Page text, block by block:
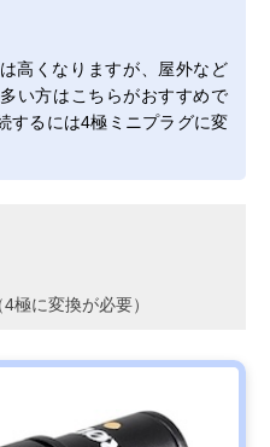
高くなりますが、屋外など
い方はこちらがおすすめで
するには4極ミニプラグに変
極に変換が必要）